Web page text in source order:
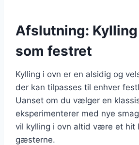
Afslutning:
som festret
Kylling i ovn er en alsidig og
der kan tilpasses til enhver
Uanset om du vælger en
eksperimenterer med nye
vil kylling i ovn altid være et hit
gæsterne.